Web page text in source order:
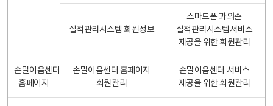
실적관리시스템 회원정보
스마트폰 과의존
실적관리시스템서비스
제공을 위한 회원관리
손말이음센터
홈페이지
손말이음센터 홈페이지
회원관리
손말이음센터 서비스
제공을 위한 회원관리